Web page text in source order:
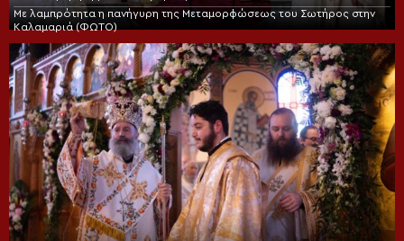
Με λαμπρότητα η πανήγυρη της Μεταμορφώσεως του Σωτήρος στην
Καλαμαριά (ΦΩΤΟ)